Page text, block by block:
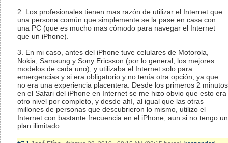
2. Los profesionales tienen mas razón de utilizar el Internet que
una persona común que simplemente se la pase en casa con
una PC (que es mucho mas cómodo para navegar el Internet
que un iPhone).
3. En mi caso, antes del iPhone tuve celulares de Motorola,
Nokia, Samsung y Sony Ericsson (por lo general, los mejores
modelos de cada uno), y utilizaba el Internet solo para
emergencias y si era obligatorio y no tenía otra opción, ya que
no era una experiencia placentera. Desde los primeros 2 minutos
en el Safari del iPhone en Internet se me hizo obvio que esto era
otro nivel por completo, y desde ahí, al igual que las otras
millones de personas que descubrieron lo mismo, utilizo el
Internet con bastante frecuencia en el iPhone, aun si no tengo un
plan ilimitado.